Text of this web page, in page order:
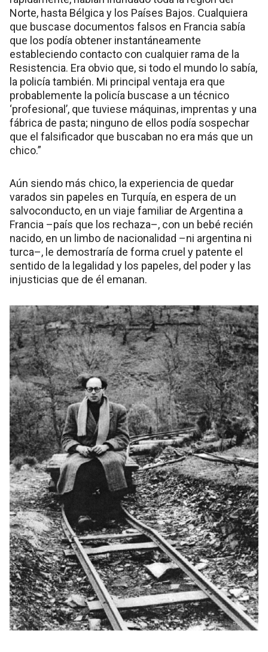
Norte, hasta Bélgica y los Países Bajos. Cualquiera
que buscase documentos falsos en Francia sabía
que los podía obtener instantáneamente
estableciendo contacto con cualquier rama de la
Resistencia. Era obvio que, si todo el mundo lo sabía,
la policía también. Mi principal ventaja era que
probablemente la policía buscase a un técnico
‘profesional’, que tuviese máquinas, imprentas y una
fábrica de pasta; ninguno de ellos podía sospechar
que el falsificador que buscaban no era más que un
chico.”
Aún siendo más chico, la experiencia de quedar
varados sin papeles en Turquía, en espera de un
salvoconducto, en un viaje familiar de Argentina a
Francia –país que los rechaza–, con un bebé recién
nacido, en un limbo de nacionalidad –ni argentina ni
turca–, le demostraría de forma cruel y patente el
sentido de la legalidad y los papeles, del poder y las
injusticias que de él emanan.